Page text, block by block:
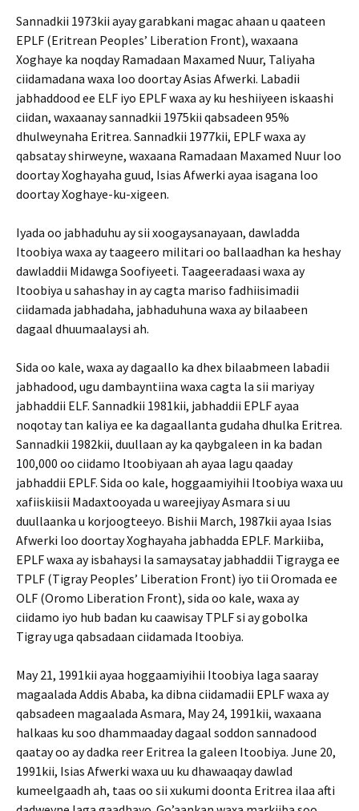
Sannadkii 1973kii ayay garabkani magac ahaan u qaateen
EPLF (Eritrean Peoples’ Liberation Front), waxaana
Xoghaye ka noqday Ramadaan Maxamed Nuur, Taliyaha
ciidamadana waxa loo doortay Asias Afwerki. Labadii
jabhaddood ee ELF iyo EPLF waxa ay ku heshiiyeen iskaashi
ciidan, waxaanay sannadkii 1975kii qabsadeen 95%
dhulweynaha Eritrea. Sannadkii 1977kii, EPLF waxa ay
qabsatay shirweyne, waxaana Ramadaan Maxamed Nuur loo
doortay Xoghayaha guud, Isias Afwerki ayaa isagana loo
doortay Xoghaye-ku-xigeen.
Iyada oo jabhaduhu ay sii xoogaysanayaan, dawladda
Itoobiya waxa ay taageero militari oo ballaadhan ka heshay
dawladdii Midawga Soofiyeeti. Taageeradaasi waxa ay
Itoobiya u sahashay in ay cagta mariso fadhiisimadii
ciidamada jabhadaha, jabhaduhuna waxa ay bilaabeen
dagaal dhuumaalaysi ah.
Sida oo kale, waxa ay dagaallo ka dhex bilaabmeen labadii
jabhadood, ugu dambayntiina waxa cagta la sii mariyay
jabhaddii ELF. Sannadkii 1981kii, jabhaddii EPLF ayaa
noqotay tan kaliya ee ka dagaallanta gudaha dhulka Eritrea.
Sannadkii 1982kii, duullaan ay ka qaybgaleen in ka badan
100,000 oo ciidamo Itoobiyaan ah ayaa lagu qaaday
jabhaddii EPLF. Sida oo kale, hoggaamiyihii Itoobiya waxa uu
xafiiskiisii Madaxtooyada u wareejiyay Asmara si uu
duullaanka u korjoogteeyo. Bishii March, 1987kii ayaa Isias
Afwerki loo doortay Xoghayaha jabhadda EPLF. Markiiba,
EPLF waxa ay isbahaysi la samaysatay jabhaddii Tigrayga ee
TPLF (Tigray Peoples’ Liberation Front) iyo tii Oromada ee
OLF (Oromo Liberation Front), sida oo kale, waxa ay
ciidamo iyo hub badan ku caawisay TPLF si ay gobolka
Tigray uga qabsadaan ciidamada Itoobiya.
May 21, 1991kii ayaa hoggaamiyihii Itoobiya laga saaray
magaalada Addis Ababa, ka dibna ciidamadii EPLF waxa ay
qabsadeen magaalada Asmara, May 24, 1991kii, waxaana
halkaas ku soo dhammaaday dagaal soddon sannadood
qaatay oo ay dadka reer Eritrea la galeen Itoobiya. June 20,
1991kii, Isias Afwerki waxa uu ku dhawaaqay dawlad
kumeelgaadh ah, taas oo sii xukumi doonta Eritrea ilaa afti